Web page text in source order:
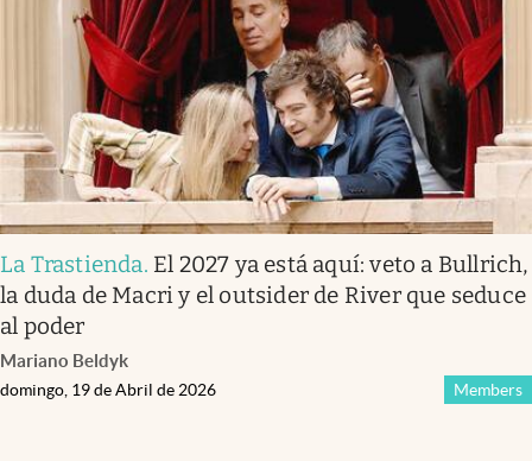
La Trastienda. El 2027 ya está aquí: veto a Bullrich,
la duda de Macri y el outsider de River que seduce
al poder
Mariano Beldyk
Members
domingo, 19 de Abril de 2026